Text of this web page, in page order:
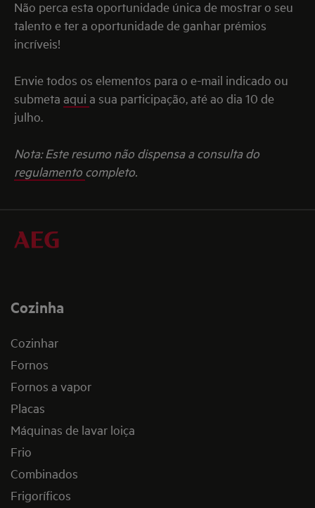
Não perca esta oportunidade única de mostrar o seu
talento e ter a oportunidade de ganhar prémios
incríveis!
Envie todos os elementos para o e-mail indicado ou
submeta aqui a sua participação, até ao dia 10 de
julho.
Nota: Este resumo não dispensa a consulta do
regulamento completo.
Cozinha
Cozinhar
Fornos
Fornos a vapor
Placas
Máquinas de lavar loiça
Frio
Combinados
Frigoríficos